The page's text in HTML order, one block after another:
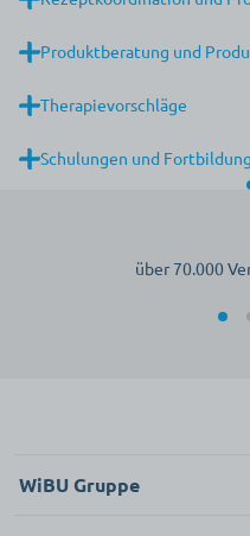
Produktberatung und
Therapievorschläge
Schulungen und
über 70.000
WiBU Gruppe